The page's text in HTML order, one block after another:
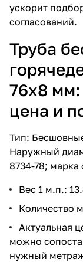
ускорит
согласований.
Труба
76х8 мм:
цена и
Тип:
Наружный
8734-78; марка
Вес 1 м.п.:
Количество
Актуальная
можно
нужный